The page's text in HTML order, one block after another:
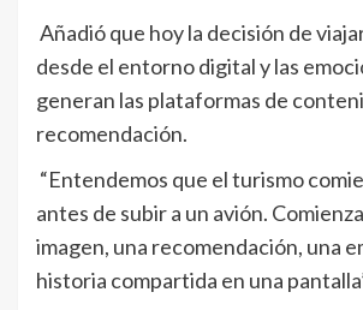
Añadió que hoy la decisión de
desde el entorno digital y las
generan las plataformas de
recomendación.
“Entendemos que el turismo
antes de subir a un avión.
imagen, una recomendación, una
historia compartida en una